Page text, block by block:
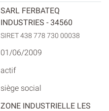
SARL FERBATEQ
INDUSTRIES - 34560
SIRET 438 778 730 00038
01/06/2009
actif
siège social
ZONE INDUSTRIELLE LES